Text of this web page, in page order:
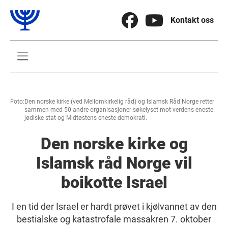
  Kontakt oss

Foto: Den norske kirke (ved Mellomkirkelig råd) og Islamsk Råd Norge retter
sammen med 50 andre organisasjoner søkelyset mot verdens eneste
jødiske stat og Midtøstens eneste demokrati.
Den norske kirke og
Islamsk råd Norge vil
boikotte Israel
I en tid der Israel er hardt prøvet i kjølvannet av den
bestialske og katastrofale massakren 7. oktober